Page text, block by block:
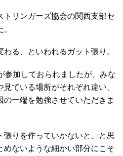
トリンガーズ協会の関西支部セ
る、といわれるガット張り。
参加しておられましたが、みな
ている場所がそれぞれ違い、
一端を勉強させていただきま
張りを作っていかないと、と思
めないような細かい部分にこそ